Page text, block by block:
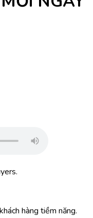
hàng tiềm năng.